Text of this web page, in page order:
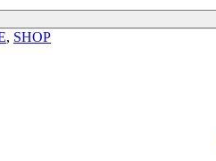
, SHOP